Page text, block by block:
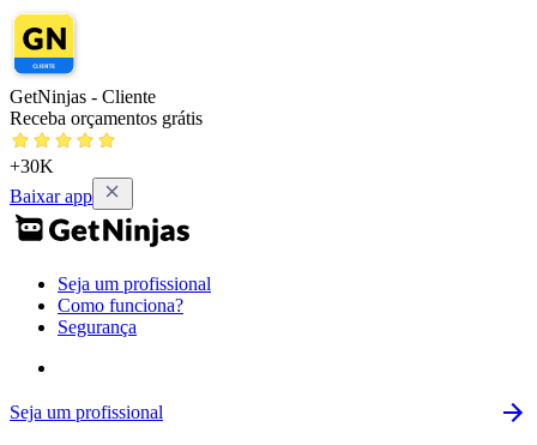
GetNinjas - Cliente
Receba orçamentos grátis
+30K
Baixar app
Seja um profissional
Como funciona?
Segurança
Seja um profissional